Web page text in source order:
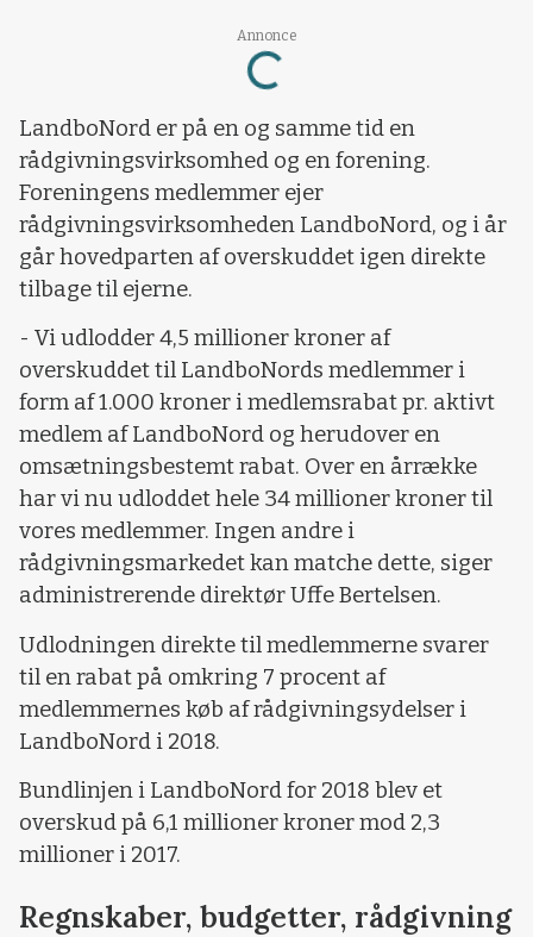
Annonce
Loading...
LandboNord er på en og samme tid en
rådgivningsvirksomhed og en forening.
Foreningens medlemmer ejer
rådgivningsvirksomheden LandboNord, og i år
går hovedparten af overskuddet igen direkte
tilbage til ejerne.
- Vi udlodder 4,5 millioner kroner af
overskuddet til LandboNords medlemmer i
form af 1.000 kroner i medlemsrabat pr. aktivt
medlem af LandboNord og herudover en
omsætningsbestemt rabat. Over en årrække
har vi nu udloddet hele 34 millioner kroner til
vores medlemmer. Ingen andre i
rådgivningsmarkedet kan matche dette, siger
administrerende direktør Uffe Bertelsen.
Udlodningen direkte til medlemmerne svarer
til en rabat på omkring 7 procent af
medlemmernes køb af rådgivningsydelser i
LandboNord i 2018.
Bundlinjen i LandboNord for 2018 blev et
overskud på 6,1 millioner kroner mod 2,3
millioner i 2017.
Regnskaber, budgetter, rådgivning